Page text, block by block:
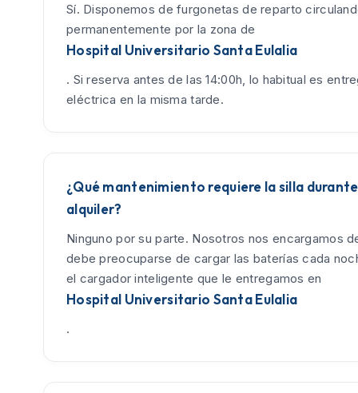
Sí. Disponemos de furgonetas de reparto
permanentemente por la zona de
Hospital Universitario Santa Eulalia
. Si reserva antes de las 14:00h, lo habitual es
eléctrica en la misma tarde.
¿Qué mantenimiento requiere la silla
alquiler?
Ninguno por su parte. Nosotros nos encargamos
debe preocuparse de cargar las baterías cada
el cargador inteligente que le entregamos en
Hospital Universitario Santa Eulalia
.